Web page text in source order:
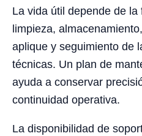
La vida útil depende de la
limpieza,
aplique y seguimiento de
técnicas. Un plan de
ayuda a conservar
continuidad operativa.
La disponibilidad de